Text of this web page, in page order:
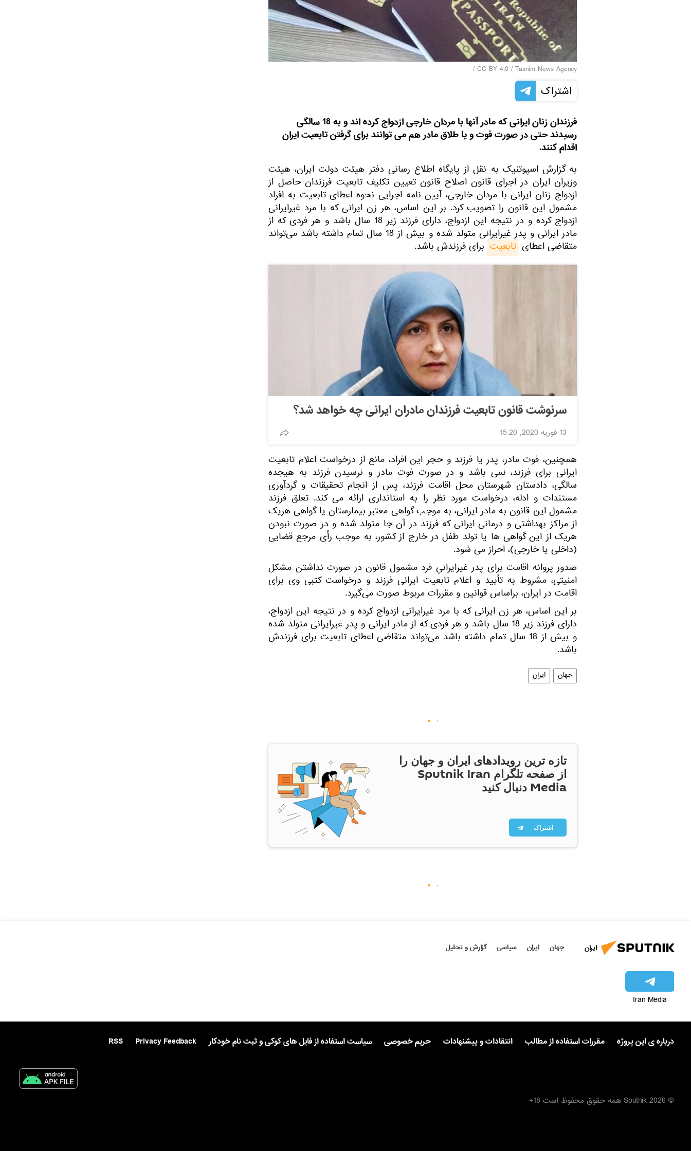
CC BY 4.0 / Tasnim News Agency
/
اشتراک
فرزندان زنان ایرانی که مادر آنها با مردان خارجی ازدواج کرده اند و به 18 سالگی
رسیدند حتی در صورت فوت و یا طلاق مادر هم می توانند برای گرفتن تابعیت ایران
اقدام کنند.
به گزارش اسپوتنیک به نقل از پایگاه اطلاع رسانی دفتر هیئت دولت ایران، هیئت
وزیران ایران در اجرای قانون اصلاح قانون تعیین تکلیف تابعیت فرزندان حاصل از
ازدواج زنان ایرانی با مردان خارجی، آیین نامه اجرایی نحوه اعطای تابعیت به افراد
مشمول این قانون را تصویب کرد. بر این اساس، هر زن ایرانی که با مرد غیرایرانی
ازدواج کرده و در نتیجه این ازدواج، دارای فرزند زیر 18 سال باشد و هر فردی که از
مادر ایرانی و پدر غیرایرانی متولد شده و بیش از 18 سال تمام داشته باشد می‌تواند
متقاضی اعطای تابعیت برای فرزندش باشد.
سرنوشت قانون تابعیت فرزندان مادران ایرانی چه خواهد شد؟
13 فوریه 2020, 15:20
همچنین، فوت مادر، پدر یا فرزند و حجر این افراد، مانع از درخواست اعلام تابعیت
ایرانی برای فرزند، نمی باشد و در صورت فوت مادر و نرسیدن فرزند به هیجده
سالگی، دادستان شهرستان محل اقامت فرزند، پس از انجام تحقیقات و گردآوری
مستندات و ادله، درخواست مورد نظر را به استانداری ارائه می کند. تعلق فرزند
مشمول این قانون به مادر ایرانی، به موجب گواهی معتبر بیمارستان یا گواهی هریک
از مراکز بهداشتی و درمانی ایرانی که فرزند در آن جا متولد شده و در صورت نبودن
هریک از این گواهی ها یا تولد طفل در خارج از کشور، به موجب رأی مرجع قضایی
(داخلی یا خارجی)، احراز می شود.
صدور پروانه اقامت برای پدر غیرایرانیِ فرد مشمول قانون در صورت نداشتن مشکل
امنیتی، مشروط به تأیید و اعلام تابعیت ایرانی فرزند و درخواست کتبی وی برای
اقامت در ایران، براساس قوانین و مقررات مربوط صورت می‌گیرد.
بر این اساس، هر زن ایرانی که با مرد غیرایرانی ازدواج کرده و در نتیجه این ازدواج،
دارای فرزند زیر 18 سال باشد و هر فردی که از مادر ایرانی و پدر غیرایرانی متولد شده
و بیش از 18 سال تمام داشته باشد می‌تواند متقاضی اعطای تابعیت برای فرزندش
باشد.
جهان ایران
تازه ترین رویدادهای ایران و جهان را
از صفحه تلگرام Sputnik Iran
Media دنبال کنید
اشتراک
ایران جهان ایران سیاسی گزارش و تحلیل
Iran Media
درباره ی این پروژه مقررات استفاده از مطالب انتقادات و پیشنهادات حریم خصوصی سیاست استفاده از فایل های کوکی و ثبت نام خودکار Privacy Feedback
RSS
© 2026 Sputnik همه حقوق محفوظ است 18+